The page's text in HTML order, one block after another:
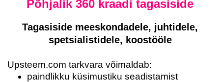
Põhjalik 360 kraadi tagasiside
Tagasiside meeskondadele, juhtidele,
spetsialistidele, koostööle
Upsteem.com tarkvara võimaldab:
paindlikku küsimustiku seadistamist